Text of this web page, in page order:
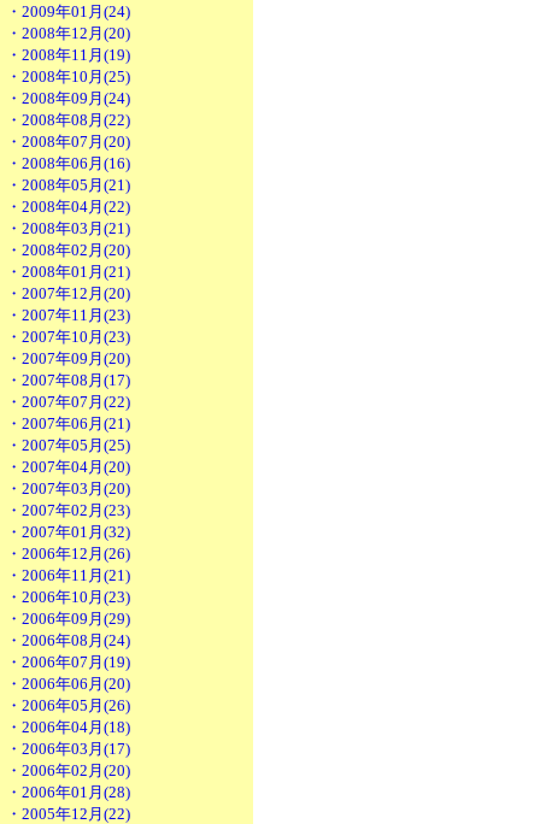
・2009年01月(24)
・2008年12月(20)
・2008年11月(19)
・2008年10月(25)
・2008年09月(24)
・2008年08月(22)
・2008年07月(20)
・2008年06月(16)
・2008年05月(21)
・2008年04月(22)
・2008年03月(21)
・2008年02月(20)
・2008年01月(21)
・2007年12月(20)
・2007年11月(23)
・2007年10月(23)
・2007年09月(20)
・2007年08月(17)
・2007年07月(22)
・2007年06月(21)
・2007年05月(25)
・2007年04月(20)
・2007年03月(20)
・2007年02月(23)
・2007年01月(32)
・2006年12月(26)
・2006年11月(21)
・2006年10月(23)
・2006年09月(29)
・2006年08月(24)
・2006年07月(19)
・2006年06月(20)
・2006年05月(26)
・2006年04月(18)
・2006年03月(17)
・2006年02月(20)
・2006年01月(28)
・2005年12月(22)